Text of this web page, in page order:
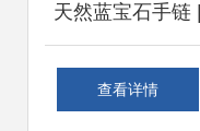
天然蓝宝石手链 |
天然蓝宝石手链 拍
查看详情